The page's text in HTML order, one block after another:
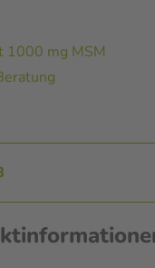
1000 mg MSM